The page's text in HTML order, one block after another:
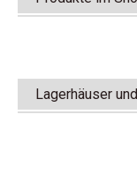
Lagerhäuser